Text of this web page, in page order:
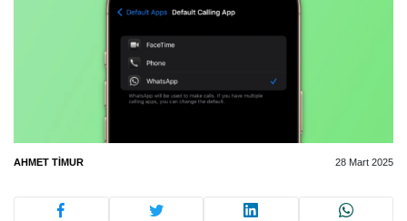
AHMET TIMUR 28 Mart 2025